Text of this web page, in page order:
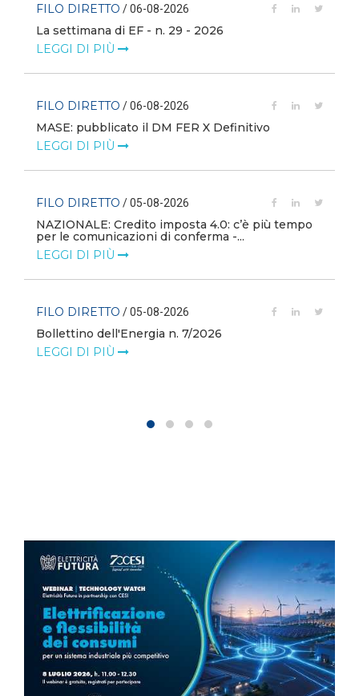
FILO DIRETTO / 06-08-2026
La settimana di EF - n. 29 - 2026
LEGGI DI PIÙ
FILO DIRETTO / 06-08-2026
MASE: pubblicato il DM FER X Definitivo
LEGGI DI PIÙ
FILO DIRETTO / 05-08-2026
NAZIONALE: Credito imposta 4.0: c’è più tempo
per le comunicazioni di conferma -...
LEGGI DI PIÙ
FILO DIRETTO / 05-08-2026
Bollettino dell'Energia n. 7/2026
LEGGI DI PIÙ